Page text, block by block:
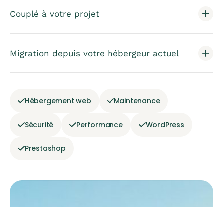
Couplé à votre projet
Migration depuis votre hébergeur actuel
Hébergement web Maintenance
Sécurité Performance WordPress
Prestashop